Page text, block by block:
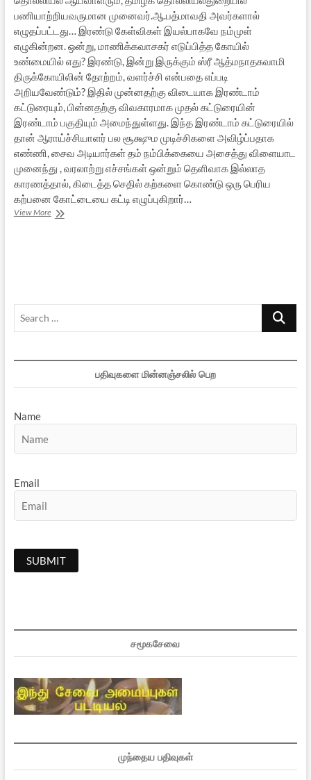
பணியாற்றியவருமான முனைவர்.ஆ.பத்மாவதி அவர்களால்
எழுதப்பட்டது… இரண்டு கேள்விகள் இயல்பாகவே நம்முள்
எழுகின்றன. ஒன்று, மாணிக்கவாசகர் எடுப்பித்த கோயில்
உண்மையில் எது? இரண்டு, இன்று இருக்கும் ஸ்ரீ ஆத்மநாதசுவாமி
திருக்கோயிலின் தோற்றம், வளர்ச்சி என்பதை எப்படி
அறியவேண்டும்? இதில் முன்னதற்கு விடையாக இரண்டாம்
கட்டுரையும், பின்னதற்கு விவகாரமாக முதல் கட்டுரையின்
இரண்டாம் பகுதியும் அமைந்துள்ளது. இந்த இரண்டாம் கட்டுரையில்
தான் ஆராய்ச்சியாளர் பல சூக்ஷும முடிச்சிகளை அவிழ்ப்பதாக
எண்ணி, சைவ அடியார்கள் தம் நம்பிக்கையை அசைத்து விளையாட
முனைந்து , வரலாற்று எச்சங்கள் ஒன்றும் தெளிவாக இல்லாத
காரணத்தால், கிடைத்த செதில் கற்களை கொண்டு ஒரு பெரிய
கற்பனை கோட்டையை கட்டி எழுப்புகிறார்…
View More‘மாணிக்கவாசகர்
Search
பதிவுகளை மின்னஞ்சலில் பெற
Name
Email
சமூகசேவை
முந்தைய பதிவுகள்